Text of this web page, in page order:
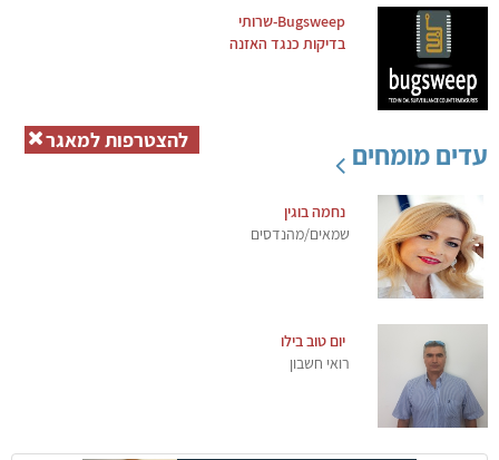
Bugsweep-שרותי
בדיקות כנגד האזנה
עדים מומחים
נחמה בוגין
שמאים/מהנדסים
יום טוב בילו
רואי חשבון
להצטרפות למאגר